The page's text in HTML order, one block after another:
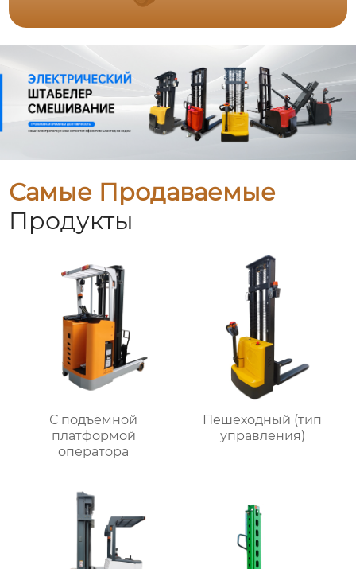
Самые Продаваемые
Продукты
С подъёмной
платформой
оператора
Пешеходный (тип
управления)